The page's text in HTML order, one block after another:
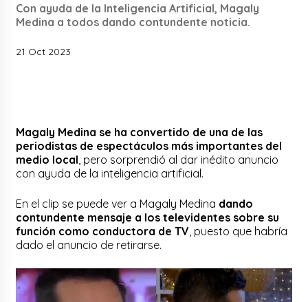
Con ayuda de la Inteligencia Artificial, Magaly
Medina a todos dando contundente noticia.
21 Oct 2023
Magaly Medina se ha convertido de una de las
periodistas de espectáculos más importantes del
medio local , pero sorprendió al dar inédito anuncio
con ayuda de la inteligencia artificial.
En el clip se puede ver a Magaly Medina dando
contundente mensaje a los televidentes sobre su
función como conductora de TV , puesto que habría
dado el anuncio de retirarse.